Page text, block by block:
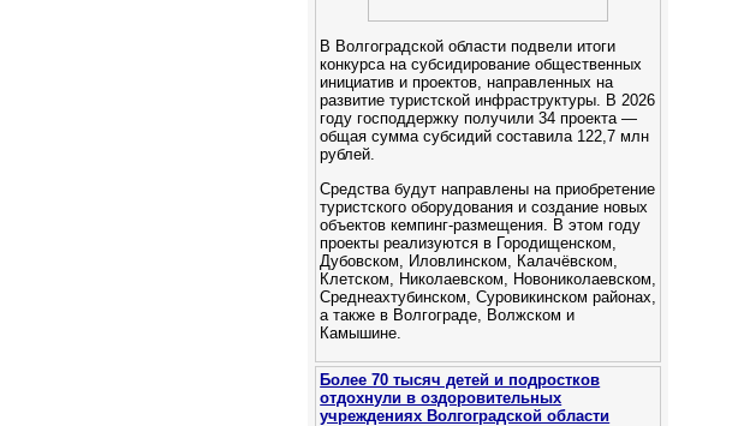
В Волгоградской области подвели итоги
конкурса на субсидирование общественных
инициатив и проектов, направленных на
развитие туристской инфраструктуры. В 2026
году господдержку получили 34 проекта —
общая сумма субсидий составила 122,7 млн
рублей.
Средства будут направлены на приобретение
туристского оборудования и создание новых
объектов кемпинг‑размещения. В этом году
проекты реализуются в Городищенском,
Дубовском, Иловлинском, Калачёвском,
Клетском, Николаевском, Новониколаевском,
Среднеахтубинском, Суровикинском районах,
а также в Волгограде, Волжском и
Камышине.
Более 70 тысяч детей и подростков
отдохнули в оздоровительных
учреждениях Волгоградской области